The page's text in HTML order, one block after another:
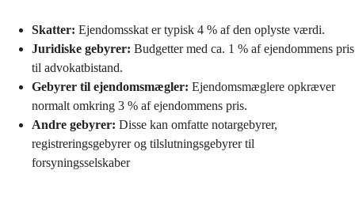
Skatter: Ejendomsskat er typisk 4 % af den oplyste værdi.
Juridiske gebyrer: Budgetter med ca. 1 % af ejendommens pris
til advokatbistand.
Gebyrer til ejendomsmægler: Ejendomsmæglere opkræver
normalt omkring 3 % af ejendommens pris.
Andre gebyrer: Disse kan omfatte notargebyrer,
registreringsgebyrer og tilslutningsgebyrer til
forsyningsselskaber